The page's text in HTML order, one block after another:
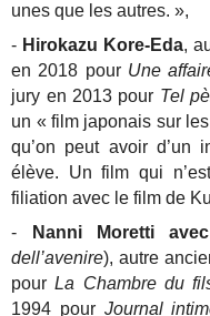
unes que les autres. »,
- Hirokazu Kore-Eda,
en 2018 pour Une
jury en 2013 pour Tel
un « film japonais sur
qu’on peut avoir d’un
élève. Un film qui
filiation avec le film de
- Nanni Moretti
dell’avenire), autre
pourLa Chambre du
1994 pour Journal